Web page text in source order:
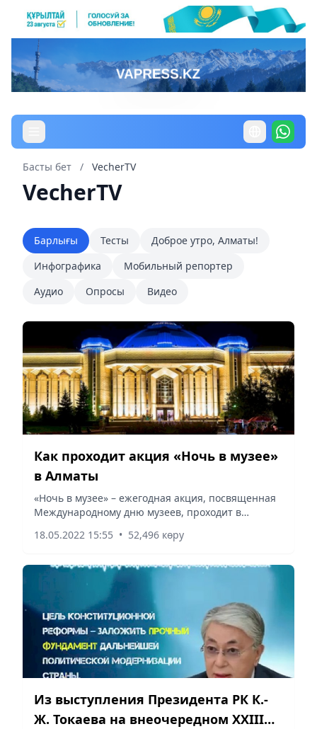
Басты бет / VecherTV
VecherTV
Барлығы Тесты
Доброе утро, Алматы!
Инфографика
Мобильный репортер
Аудио
Опросы Видео
Как проходит акция «Ночь в музее»
в Алматы
«Ночь в музее» – ежегодная акция, посвященная
Международному дню музеев, проходит в
18.05.2022 15:55 • 52,496 көру
Из выступления Президента РК К.-
Ж. Токаева на внеочередном XXIII